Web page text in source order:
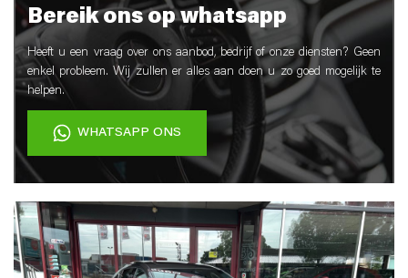
Bereik ons op whatsapp
Heeft u een vraag over ons aanbod, bedrijf of onze diensten? Geen
enkel probleem. Wij zullen er alles aan doen u zo goed mogelijk te
helpen.
WHATSAPP ONS